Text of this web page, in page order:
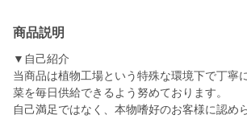
商品説明
▼自己紹介
当商品は植物工場という特殊な環境下で丁寧
菜を毎日供給できるよう努めております。
自己満足ではなく、本物嗜好のお客様に認め